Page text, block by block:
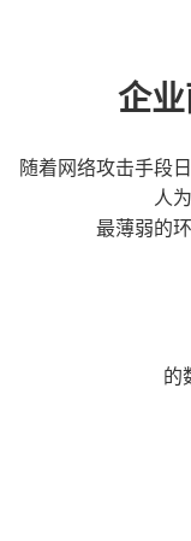
企
随着网络攻击手段
人
最薄弱的
的